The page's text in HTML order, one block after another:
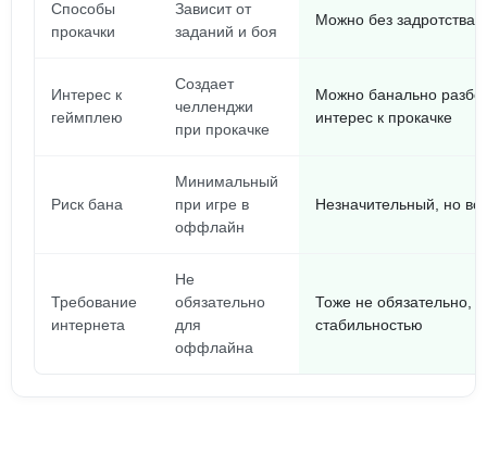
Способы
прокачки
Зависит от
заданий и боя
Можно без задротства,
Интерес к
геймплею
Создает
челленджи
при прокачке
Можно банально
интерес к прокачке
Риск бана
Минимальный
при игре в
оффлайн
Незначительный, но
Требование
интернета
Не
обязательно
для
оффлайна
Тоже не обязательно,
стабильностью